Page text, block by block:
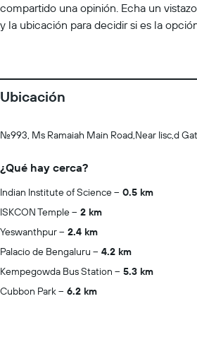
compartido una opinión. Echa un
y la ubicación para decidir si es la
Ubicación
No.993, Ms Ramaiah Main Road,Near Iisc,d
¿Qué hay cerca?
Indian Institute of Science
0.5 km
ISKCON Temple
2 km
Yeswanthpur
2.4 km
Palacio de Bengaluru
4.2 km
Kempegowda Bus Station
5.3 km
Cubbon Park
6.2 km